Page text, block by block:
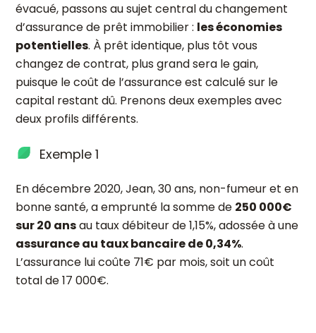
évacué, passons au sujet central du changement
d’assurance de prêt immobilier : les économies
potentielles. À prêt identique, plus tôt vous
changez de contrat, plus grand sera le gain,
puisque le coût de l’assurance est calculé sur le
capital restant dû. Prenons deux exemples avec
deux profils différents.
Exemple 1
En décembre 2020, Jean, 30 ans, non-fumeur et en
bonne santé, a emprunté la somme de 250 000€
sur 20 ansau taux débiteur de 1,15%, adossée à une
assurance au taux bancaire de 0,34%.
L’assurance lui coûte 71€ par mois, soit un coût
total de 17 000€.